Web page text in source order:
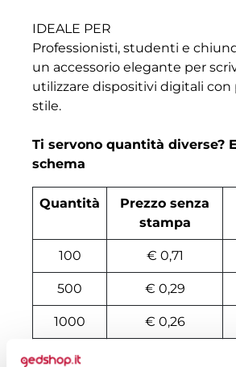
IDEALE PER
Professionisti, studenti e
un accessorio elegante per
utilizzare dispositivi digitali con
stile.
Ti servono quantità diverse?
schema
Quantità
Prezzo senza
stampa
100 € 0,71
500 € 0,29
1000 € 0,26
2000